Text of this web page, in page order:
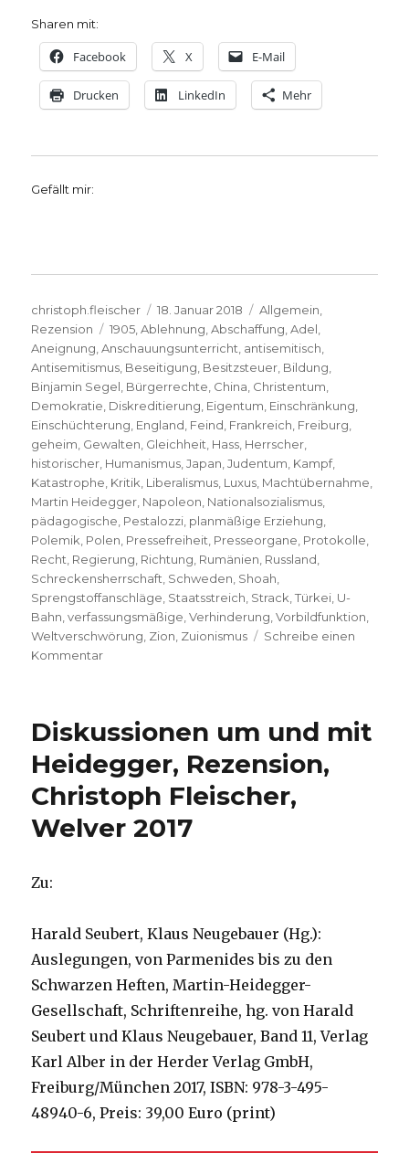
Sharen mit:
Facebook X E-Mail
Drucken LinkedIn Mehr
Gefällt mir:
Autor
christoph.fleischer
Veröffentlicht
am
18. Januar 2018 Kategorien
Allgemein
Rezension
Schlagwörter
1905 ,Ablehnung ,Abschaffung ,Adel
Aneignung ,Anschauungsunterricht antisemitisch
Antisemitismus Beseitigung Besitzsteuer Bildung
Binjamin Segel Bürgerrechte China Christentum
Demokratie Diskreditierung Eigentum Einschränkung
Einschüchterung England Feind Frankreich Freiburg
geheim Gewalten Gleichheit Hass Herrscher
historischer Humanismus ,Japan ,Judentum Kampf,
Katastrophe Kritik Liberalismus Luxus Machtübernahme
Martin Heidegger Napoleon Nationalsozialismus
pädagogische Pestalozzi planmäßige Erziehung
Polemik Polen Pressefreiheit Presseorgane Protokolle
Recht Regierung Richtung Rumänien Russland
Schreckensherrschaft Schweden Shoah
Sprengstoffanschläge Staatsstreich Strack ,Türkei U-
Bahn ,verfassungsmäßige ,Verhinderung ,Vorbildfunktion
Weltverschwörung Zion Zuionismus
Schreibe einen
Kommentarzu
Rezension
Christoph
Fleischer,
Welver
2018
Diskussionen um und mit
Heidegger, Rezension,
Christoph Fleischer,
Welver 2017
Zu:
Harald Seubert, Klaus Neugebauer (Hg.):
Auslegungen, von Parmenides bis zu den
Schwarzen Heften, Martin-Heidegger-
Gesellschaft, Schriftenreihe, hg. von Harald
Seubert und Klaus Neugebauer, Band 11, Verlag
Karl Alber in der Herder Verlag GmbH,
Freiburg/München 2017, ISBN: 978-3-495-
48940-6, Preis: 39,00 Euro (print)